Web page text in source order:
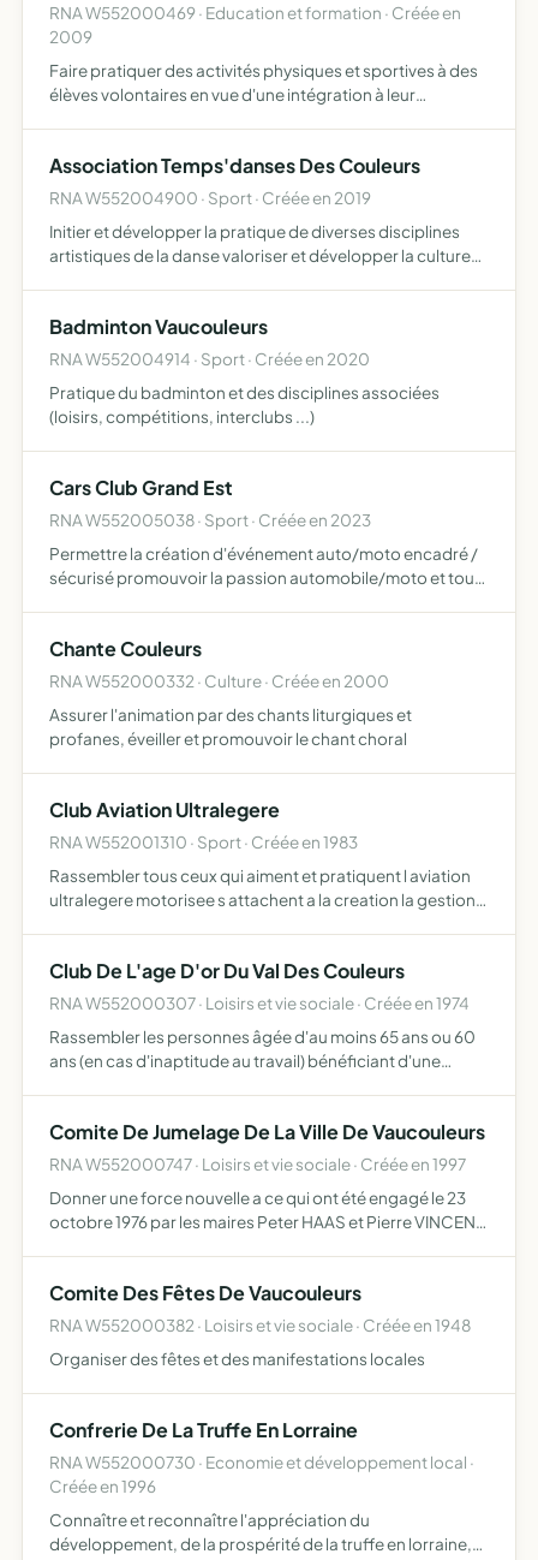
RNA W552000469 · Education et formation · Créée en
2009
Faire pratiquer des activités physiques et sportives à des
élèves volontaires en vue d'une intégration à leur
Association Temps'danses Des Couleurs
RNA W552004900 · Sport · Créée en 2019
Initier et développer la pratique de diverses disciplines
artistiques de la danse valoriser et développer la culture
Badminton Vaucouleurs
RNA W552004914 · Sport · Créée en 2020
Pratique du badminton et des disciplines associées
(loisirs, compétitions, interclubs ...)
Cars Club Grand Est
RNA W552005038 · Sport · Créée en 2023
Permettre la création d'événement auto/moto encadré /
sécurisé promouvoir la passion automobile/moto et tout
Chante Couleurs
RNA W552000332 · Culture · Créée en 2000
Assurer l'animation par des chants liturgiques et
profanes, éveiller et promouvoir le chant choral
Club Aviation Ultralegere
RNA W552001310 · Sport · Créée en 1983
Rassembler tous ceux qui aiment et pratiquent l aviation
ultralegere motorisee s attachent a la creation la gestion
Club De L'age D'or Du Val Des Couleurs
RNA W552000307 · Loisirs et vie sociale · Créée en 1974
Rassembler les personnes âgée d'au moins 65 ans ou 60
ans (en cas d'inaptitude au travail) bénéficiant d'une
Comite De Jumelage De La Ville De Vaucouleurs
RNA W552000747 · Loisirs et vie sociale · Créée en 1997
Donner une force nouvelle a ce qui ont été engagé le 23
octobre 1976 par les maires Peter HAAS et Pierre VINCENT,
Comite Des Fêtes De Vaucouleurs
RNA W552000382 · Loisirs et vie sociale · Créée en 1948
Organiser des fêtes et des manifestations locales
Confrerie De La Truffe En Lorraine
RNA W552000730 · Economie et développement local ·
Créée en 1996
Connaître et reconnaître l'appréciation du
développement, de la prospérité de la truffe en lorraine,